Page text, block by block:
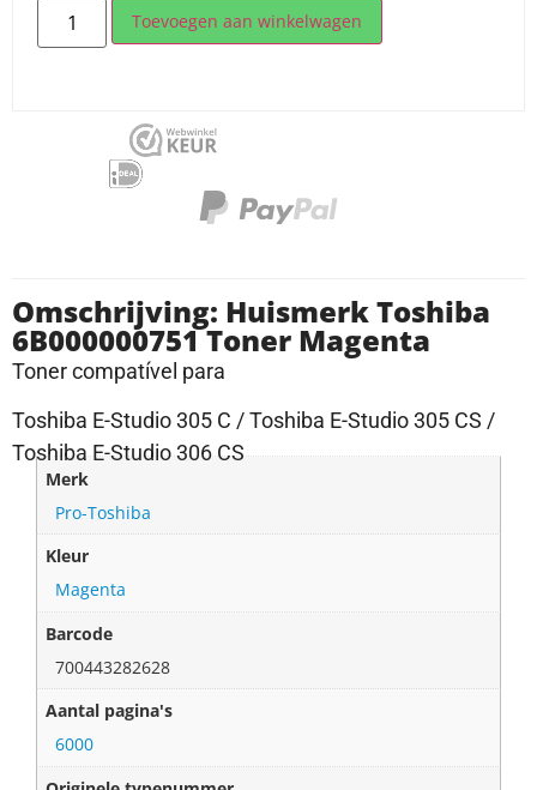
Toevoegen aan winkelwagen
Omschrijving: Huismerk Toshiba
6B000000751 Toner Magenta
Toner compatível para
Toshiba E-Studio 305 C / Toshiba E-Studio 305 CS /
Toshiba E-Studio 306 CS
Merk
Pro-Toshiba
Kleur
Magenta
Barcode
700443282628
Aantal pagina's
6000